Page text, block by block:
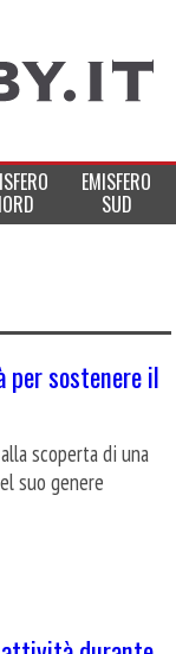
EMISFERO
SUD
per sostenere il
scoperta di una
suo genere